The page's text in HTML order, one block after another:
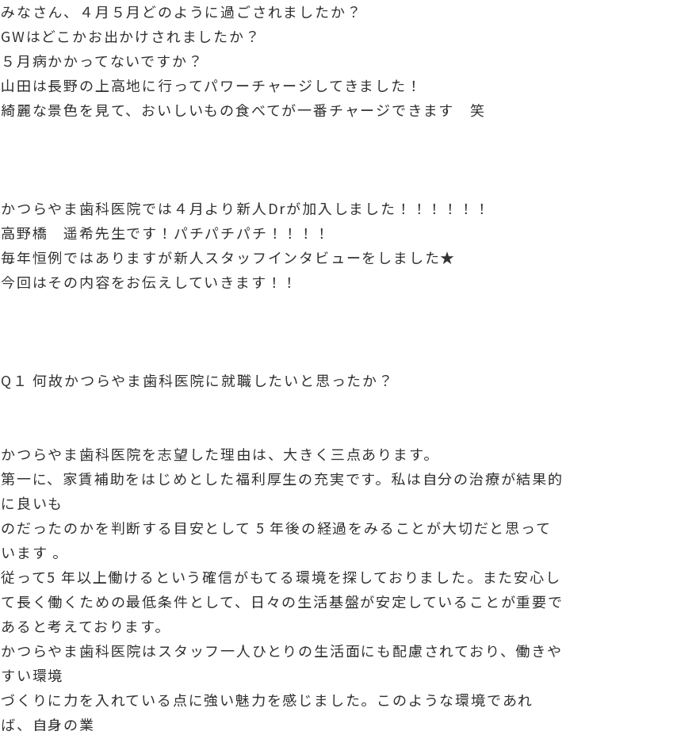
みなさん、４月５月どのように過ごされましたか？
GWはどこかお出かけされましたか？
５月病かかってないですか？
山田は長野の上高地に行ってパワーチャージしてきました！
綺麗な景色を見て、おいしいもの食べてが一番チャージできます 笑
かつらやま歯科医院では４月より新人Drが加入しました！！！！！！
高野橋 遥希先生です！パチパチパチ！！！！
毎年恒例ではありますが新人スタッフインタビューをしました★
今回はその内容をお伝えしていきます！！
Q１ 何故かつらやま歯科医院に就職したいと思ったか？
かつらやま歯科医院を志望した理由は、大きく三点あります。
第一に、家賃補助をはじめとした福利厚生の充実です。私は自分の治療が結果的
に良いも
のだったのかを判断する目安として 5 年後の経過をみることが大切だと思って
います 。
従って5 年以上働けるという確信がもてる環境を探しておりました。また安心し
て長く働くための最低条件として、日々の生活基盤が安定していることが重要で
あると考えております。
かつらやま歯科医院はスタッフ一人ひとりの生活面にも配慮されており、働きや
すい環境
づくりに力を入れている点に強い魅力を感じました。このような環境であれ
ば、自身の業